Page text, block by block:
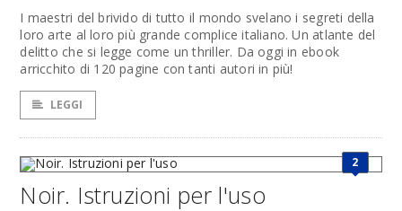
I maestri del brivido di tutto il mondo svelano i segreti della
loro arte al loro più grande complice italiano. Un atlante del
delitto che si legge come un thriller. Da oggi in ebook
arricchito di 120 pagine con tanti autori in più!
LEGGI
2
Noir. Istruzioni per l'uso